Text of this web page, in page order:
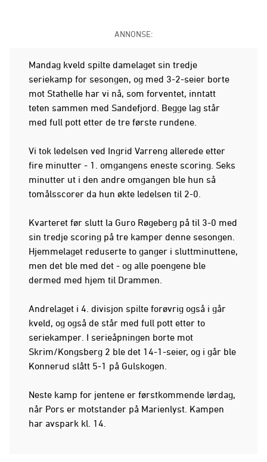
ANNONSE:
Mandag kveld spilte damelaget sin tredje
seriekamp for sesongen, og med 3-2-seier borte
mot Stathelle har vi nå, som forventet, inntatt
teten sammen med Sandefjord. Begge lag står
med full pott etter de tre første rundene.
Vi tok ledelsen ved Ingrid Varreng allerede etter
fire minutter - 1. omgangens eneste scoring. Seks
minutter ut i den andre omgangen ble hun så
tomålsscorer da hun økte ledelsen til 2-0.
Kvarteret før slutt la Guro Røgeberg på til 3-0 med
sin tredje scoring på tre kamper denne sesongen.
Hjemmelaget reduserte to ganger i sluttminuttene,
men det ble med det - og alle poengene ble
dermed med hjem til Drammen.
Andrelaget i 4. divisjon spilte forøvrig også i går
kveld, og også de står med full pott etter to
seriekamper. I serieåpningen borte mot
Skrim/Kongsberg 2 ble det 14-1-seier, og i går ble
Konnerud slått 5-1 på Gulskogen.
Neste kamp for jentene er førstkommende lørdag,
når Pors er motstander på Marienlyst. Kampen
har avspark kl. 14.